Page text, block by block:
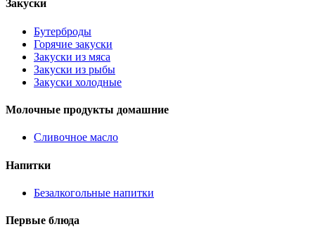
Закуски
Бутерброды
Горячие закуски
Закуски из мяса
Закуски из рыбы
Закуски холодные
Молочные продукты домашние
Сливочное масло
Напитки
Безалкогольные напитки
Первые блюда